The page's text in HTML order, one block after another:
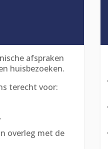
afspraken
huisbezoeken.
terecht voor:
overleg met de